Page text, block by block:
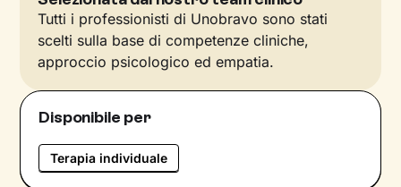
Tutti i professionisti di Unobravo sono stati
scelti sulla base di competenze cliniche,
approccio psicologico ed empatia.
Disponibile per
Terapia individuale